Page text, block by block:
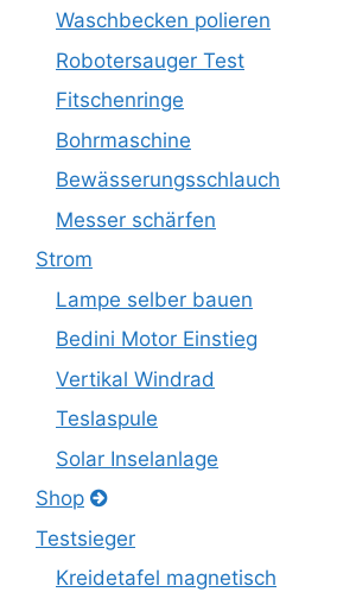
Waschbecken polieren
Robotersauger Test
Fitschenringe
Bohrmaschine
Bewässerungsschlauch
Messer schärfen
Strom
Lampe selber bauen
Bedini Motor Einstieg
Vertikal Windrad
Teslaspule
Solar Inselanlage
Shop
Testsieger
Kreidetafel magnetisch